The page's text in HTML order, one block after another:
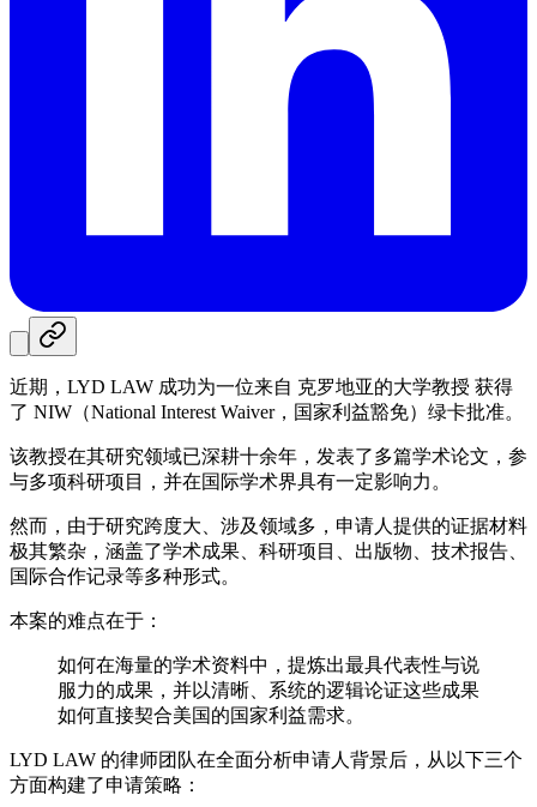
近期，LYD LAW 成功为一位来自 克罗地亚的大学教授 获得
了 NIW（National Interest Waiver，国家利益豁免）绿卡批准。
该教授在其研究领域已深耕十余年，发表了多篇学术论文，参
与多项科研项目，并在国际学术界具有一定影响力。
然而，由于研究跨度大、涉及领域多，申请人提供的证据材料
极其繁杂，涵盖了学术成果、科研项目、出版物、技术报告、
国际合作记录等多种形式。
本案的难点在于：
如何在海量的学术资料中，提炼出最具代表性与说
服力的成果，并以清晰、系统的逻辑论证这些成果
如何直接契合美国的国家利益需求。
LYD LAW 的律师团队在全面分析申请人背景后，从以下三个
方面构建了申请策略：